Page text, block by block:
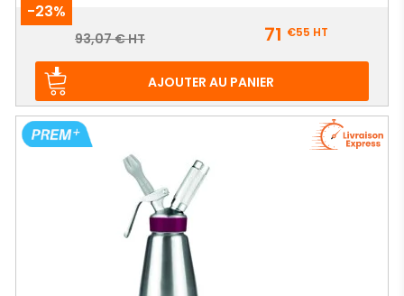
-23%
Prix
Prix
93,07 € HT 71 €55 HT
AJOUTER AU PANIER